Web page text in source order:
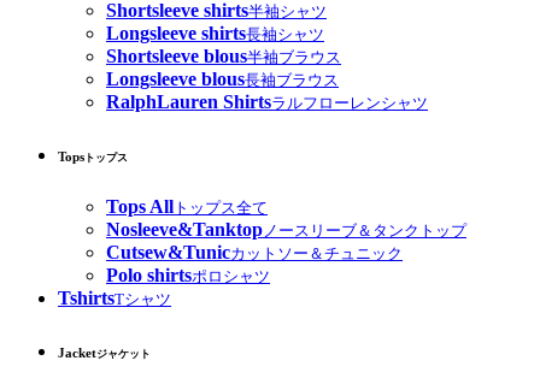
Shortsleeve shirts半袖シャツ
Longsleeve shirts長袖シャツ
Shortsleeve blous半袖ブラウス
Longsleeve blous長袖ブラウス
RalphLauren Shirtsラルフローレンシャツ
Tops トップス
Tops All トップス全て
Nosleeve&Tanktop ノースリーブ＆タンクトップ
Cutsew&Tunicカットソー＆チュニック
Polo shirtsポロシャツ
TshirtsTシャツ
Jacketジャケット